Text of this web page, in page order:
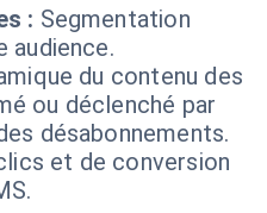
: Segmentation
audience.
du contenu des
ou déclenché par
désabonnements.
et de conversion